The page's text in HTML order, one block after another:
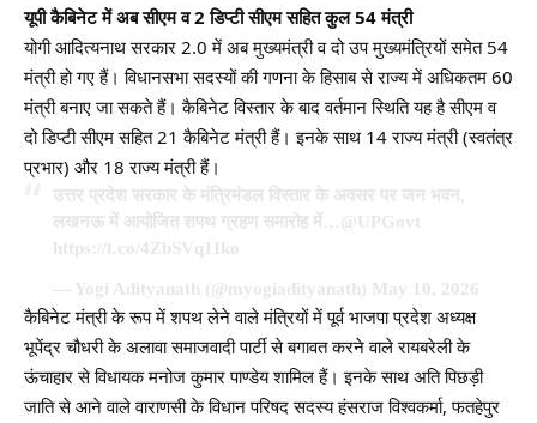
यूपी कैबिनेट में अब सीएम व 2 डिप्टी सीएम सहित कुल 54 मंत्री
योगी आदित्यनाथ सरकार 2.0 में अब मुख्यमंत्री व दो उप मुख्यमंत्रियों समेत 54
मंत्री हो गए हैं। विधानसभा सदस्यों की गणना के हिसाब से राज्य में अधिकतम 60
मंत्री बनाए जा सकते हैं। कैबिनेट विस्तार के बाद वर्तमान स्थिति यह है सीएम व
दो डिप्टी सीएम सहित 21 कैबिनेट मंत्री हैं। इनके साथ 14 राज्य मंत्री (स्वतंत्र
प्रभार) और 18 राज्य मंत्री हैं।
उत्तर प्रदेश सरकार के मंत्रिमंडल विस्तार के अवसर पर जन भवन,
लखनऊ में आयोजित शपथ ग्रहण समारोह में… @UPGovt
https://t.co/4ZbSVq1Iko
— Yogi Adityanath (@myogiadityanath) May 10, 2026
कैबिनेट मंत्री के रूप में शपथ लेने वाले मंत्रियों में पूर्व भाजपा प्रदेश अध्यक्ष
भूपेंद्र चौधरी के अलावा समाजवादी पार्टी से बगावत करने वाले रायबरेली के
ऊंचाहार से विधायक मनोज कुमार पाण्डेय शामिल हैं। इनके साथ अति पिछड़ी
जाति से आने वाले वाराणसी के विधान परिषद सदस्य हंसराज विश्वकर्मा, फतहेपुर